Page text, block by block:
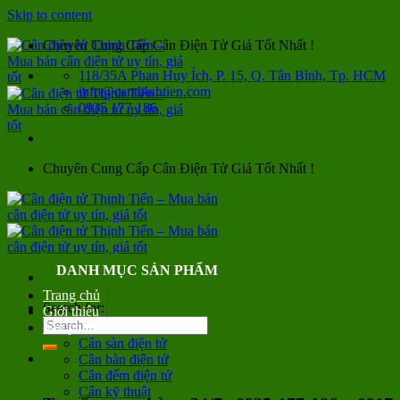
Skip to content
Chuyên Cung Cấp Cân Điện Tử Giá Tốt Nhất !
118/35A Phan Huy Ích, P. 15, Q. Tân Bình, Tp. HCM
info@canthinhtien.com
0935 177 186
Chuyên Cung Cấp Cân Điện Tử Giá Tốt Nhất !
Search for:
DANH MỤC SẢN PHẨM
Trang chủ
Giới thiệu
Sản phẩm
Cân sàn điện tử
Cân bàn điện tử
Cân đếm điện tử
Cân kỹ thuật